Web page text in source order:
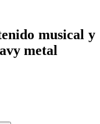
musical y
metal